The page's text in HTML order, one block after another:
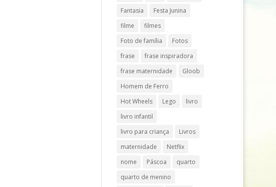
Fantasia
Festa Junina
filme
filmes
Foto de família
Fotos
frase
frase inspiradora
frase maternidade
Gloob
Homem de Ferro
Hot Wheels
Lego
livro
livro infantil
livro para criança
Livros
maternidade
Netflix
nome
Páscoa
quarto
quarto de menino